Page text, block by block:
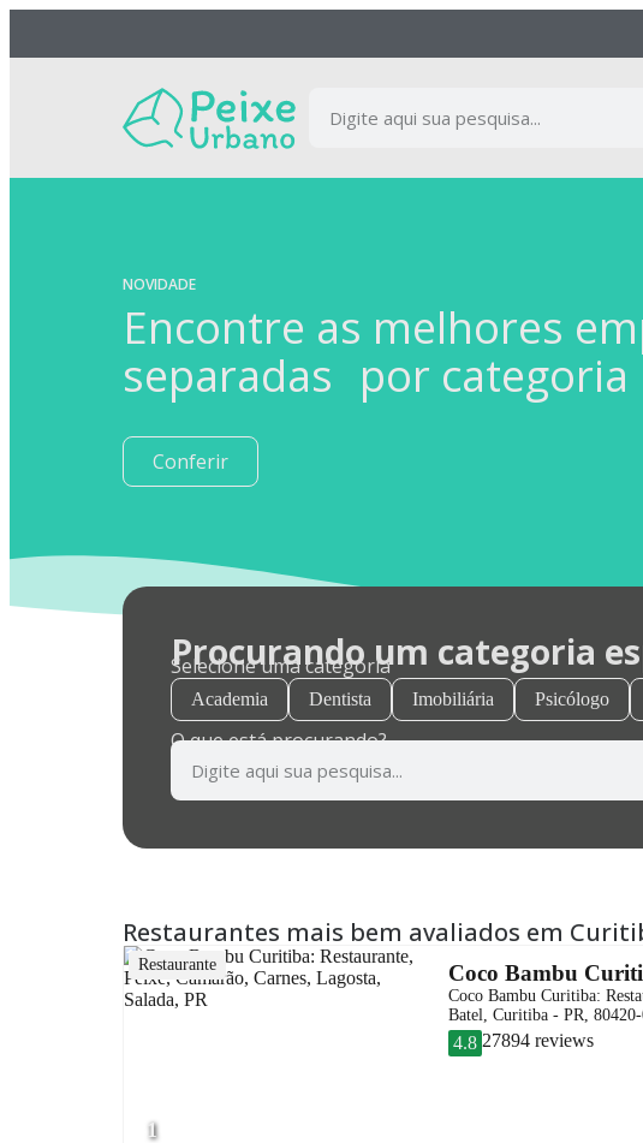
NOVIDADE
Encontre as melhores
separadas por categoria
Conferir
Procurando um categoria
Selecione uma categoria
Academia Dentista Imobiliária Psicólogo
O que está procurando?
Restaurantes mais bem avaliados em
1
Coco Bambu
Restaurante
Coco Bambu Curitiba:
Batel, Curitiba - PR,
4.8 27894 reviews